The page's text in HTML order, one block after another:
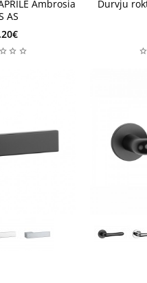
Ambrosia
AS
Durvju
10-12
10-12 nedēļas